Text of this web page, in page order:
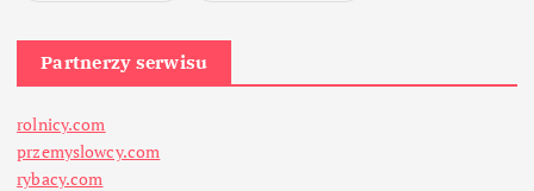
Partnerzy serwisu
rolnicy.com
przemyslowcy.com
rybacy.com